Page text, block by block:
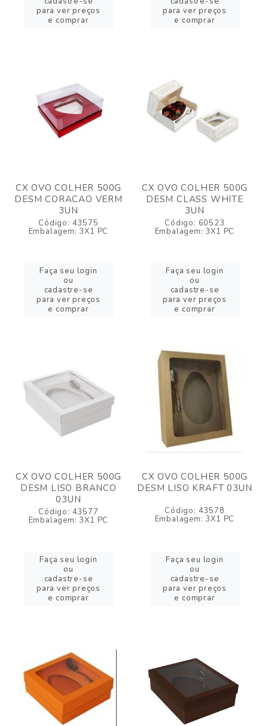
para ver preços
e comprar
para ver preços
e comprar
CX OVO COLHER 500G
DESM CORACAO VERM
3UN
Código: 43575
Embalagem: 3X1 PC
Faça seu login
ou
cadastre-se
para ver preços
e comprar
CX OVO COLHER 500G
DESM CLASS WHITE
3UN
Código: 60523
Embalagem: 3X1 PC
Faça seu login
ou
cadastre-se
para ver preços
e comprar
CX OVO COLHER 500G
DESM LISO BRANCO
03UN
Código: 43577
Embalagem: 3X1 PC
Faça seu login
ou
cadastre-se
para ver preços
e comprar
CX OVO COLHER 500G
DESM LISO KRAFT 03UN
Código: 43578
Embalagem: 3X1 PC
Faça seu login
ou
cadastre-se
para ver preços
e comprar